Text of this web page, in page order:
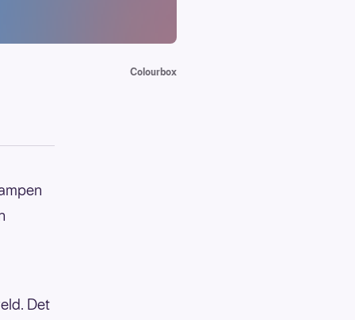
Colourbox
Det